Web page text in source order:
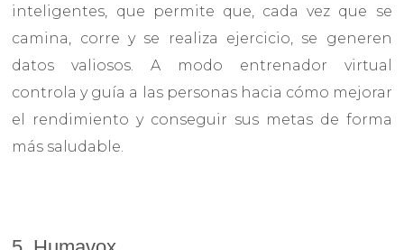
inteligentes, que permite que, cada vez que se
camina, corre y se realiza ejercicio, se generen
datos valiosos. A modo entrenador virtual
controla y guía a las personas hacia cómo mejorar
el rendimiento y conseguir sus metas de forma
más saludable.